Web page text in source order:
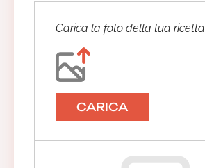
Carica la foto della tua ricetta
CARICA